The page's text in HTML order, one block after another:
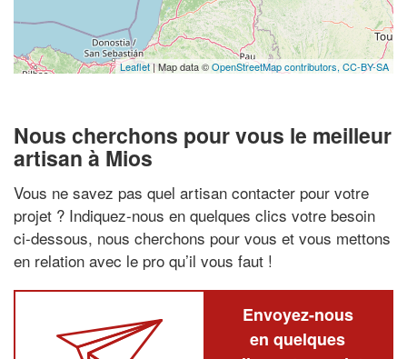
Leaflet| Map data ©OpenStreetMap contributors, CC-BY-SA
Nous cherchons pour vous le meilleur
artisan à Mios
Vous ne savez pas quel artisan contacter pour votre
projet ? Indiquez-nous en quelques clics votre besoin
ci-dessous, nous cherchons pour vous et vous mettons
en relation avec le pro qu’il vous faut !
Envoyez-nous
en quelques